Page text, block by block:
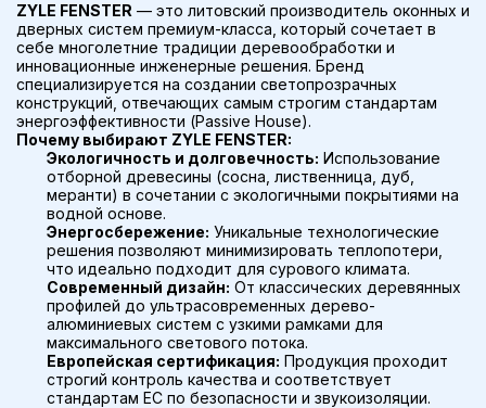
ZYLE FENSTER — это литовский производитель оконных и
дверных систем премиум-класса, который сочетает в
себе многолетние традиции деревообработки и
инновационные инженерные решения. Бренд
специализируется на создании светопрозрачных
конструкций, отвечающих самым строгим стандартам
энергоэффективности (Passive House).
Почему выбирают ZYLE FENSTER:
Экологичность и долговечность: Использование
отборной древесины (сосна, лиственница, дуб,
меранти) в сочетании с экологичными покрытиями на
водной основе.
Энергосбережение: Уникальные технологические
решения позволяют минимизировать теплопотери,
что идеально подходит для сурового климата.
Современный дизайн: От классических деревянных
профилей до ультрасовременных дерево-
алюминиевых систем с узкими рамками для
максимального светового потока.
Европейская сертификация: Продукция проходит
строгий контроль качества и соответствует
стандартам ЕС по безопасности и звукоизоляции.